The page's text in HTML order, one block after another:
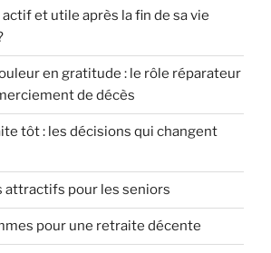
et utile après la fin de sa vie
en gratitude : le rôle réparateur
de décès
tôt : les décisions qui changent
attractifs pour les seniors
pour une retraite décente